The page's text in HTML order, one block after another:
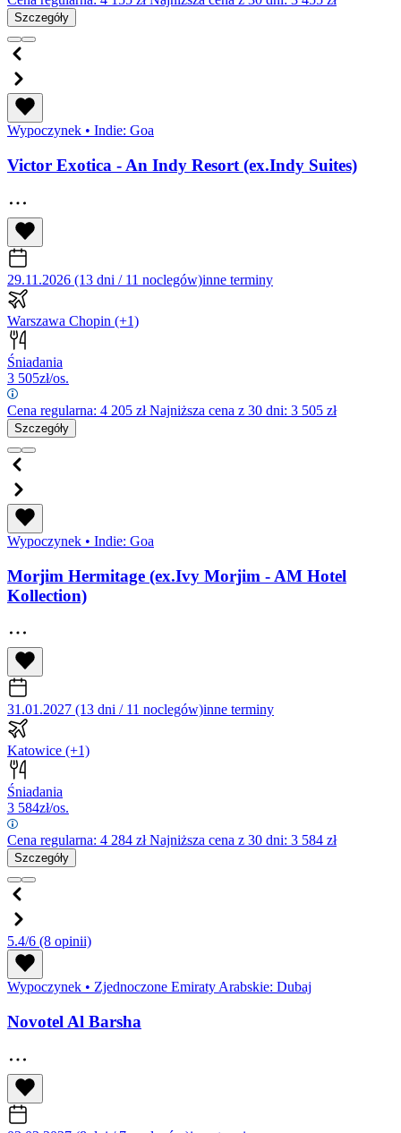
Szczegóły
Wypoczynek • Indie: Goa
Victor Exotica - An Indy Resort (ex.Indy Suites)
29.11.2026 (13 dni / 11 noclegów)inne terminy
Warszawa Chopin (+1)
Śniadania
3 505zł/os.
Cena regularna: 4 205 złNajniższa cena z 30 dni: 3 505 zł
Szczegóły
Wypoczynek • Indie: Goa
Morjim Hermitage (ex.Ivy Morjim - AM Hotel
Kollection)
31.01.2027 (13 dni / 11 noclegów)inne terminy
Katowice (+1)
Śniadania
3 584zł/os.
Cena regularna: 4 284 złNajniższa cena z 30 dni: 3 584 zł
Szczegóły
5.4/6 (8 opinii)
Wypoczynek • Zjednoczone Emiraty Arabskie: Dubaj
Novotel Al Barsha